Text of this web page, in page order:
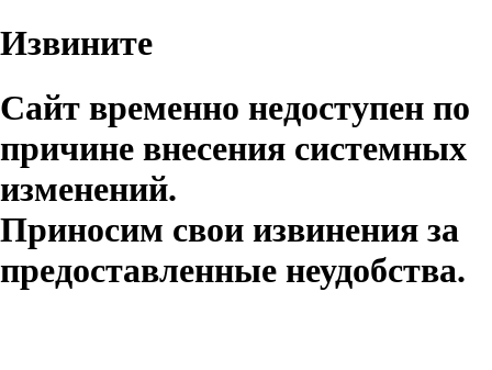
Извините
Сайт временно недоступен по
причине внесения системных
изменений.
Приносим свои извинения за
предоставленные неудобства.